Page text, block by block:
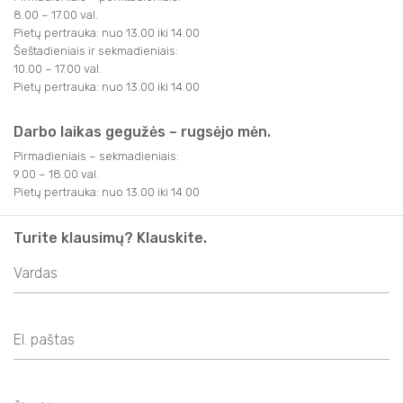
KITI
KALĖDINIAI RENGINIAI
SVEIKATINIMO PASLAUGOS
AKTYVIOS PRAMOGOS
KONFERENCIJŲ ORGANIZAVIMAS
TRAKIEČIO KORTELĖ
NAUDINGA INFORMACIJA
TURISTO RINKLIAVA
LEIDINIAI
INFORMACIJA VERSLUI
8.00 – 17.00 val.
Pietų pertrauka: nuo 13.00 iki 14.00
Šeštadieniais ir sekmadieniais:
10.00 – 17.00 val.
Pietų pertrauka: nuo 13.00 iki 14.00
Darbo laikas gegužės – rugsėjo mėn.
Pirmadieniais – sekmadieniais:
9.00 – 18.00 val.
Pietų pertrauka: nuo 13.00 iki 14.00
Turite klausimų? Klauskite.
FILMAI
KALĖDINIAI RENGINIAI
TRAKAI JUMS
KONFERENCIJŲ ORGANIZAVIMAS
TRAKIEČIO KORTELĖ
STOVYKLOS